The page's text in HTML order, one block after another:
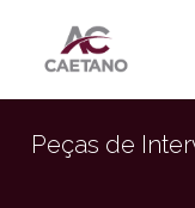
Peças de